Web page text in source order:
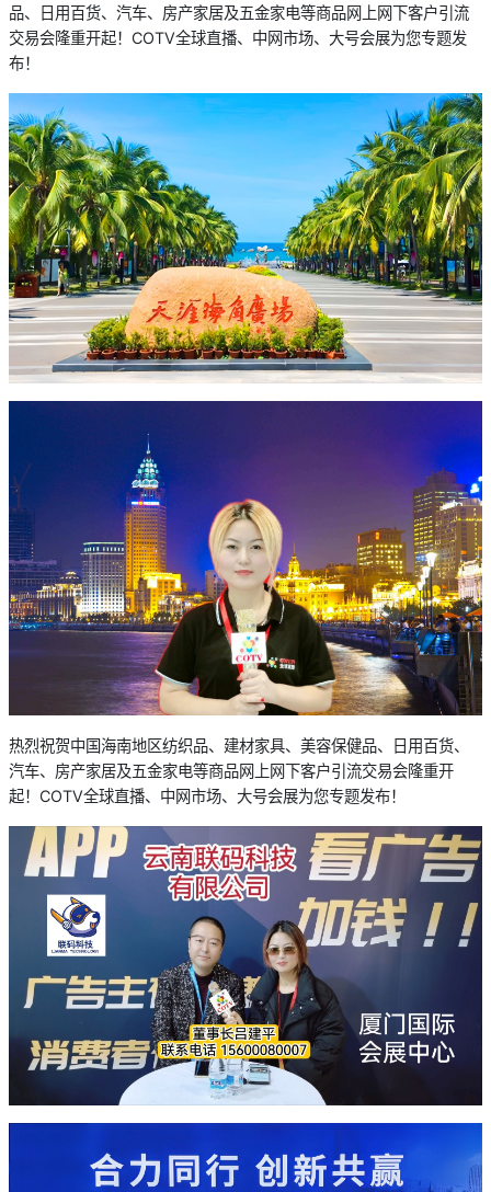
品、日用百货、汽车、房产家居及五金家电等商品网上网下客户引流
交易会隆重开起！COTV全球直播、中网市场、大号会展为您专题发
布！
热烈祝贺中国海南地区纺织品、建材家具、美容保健品、日用百货、
汽车、房产家居及五金家电等商品网上网下客户引流交易会隆重开
起！COTV全球直播、中网市场、大号会展为您专题发布！